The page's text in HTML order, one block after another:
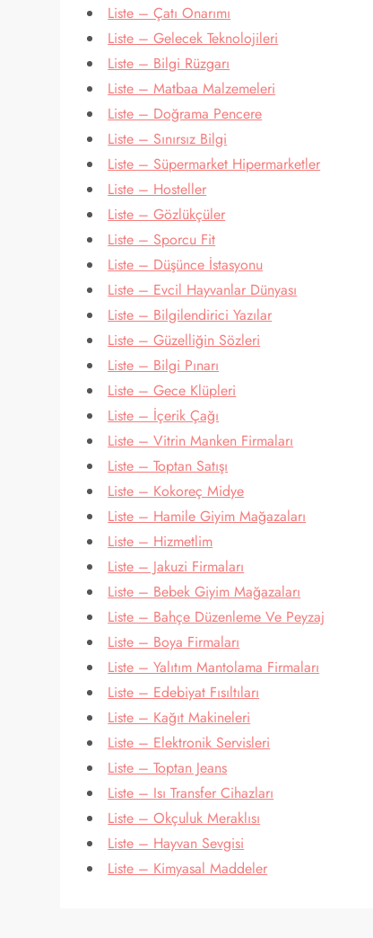
Liste – Çatı Onarımı
Liste – Gelecek Teknolojileri
Liste – Bilgi Rüzgarı
Liste – Matbaa Malzemeleri
Liste – Doğrama Pencere
Liste – Sınırsız Bilgi
Liste – Süpermarket Hipermarketler
Liste – Hosteller
Liste – Gözlükçüler
Liste – Sporcu Fit
Liste – Düşünce İstasyonu
Liste – Evcil Hayvanlar Dünyası
Liste – Bilgilendirici Yazılar
Liste – Güzelliğin Sözleri
Liste – Bilgi Pınarı
Liste – Gece Klüpleri
Liste – İçerik Çağı
Liste – Vitrin Manken Firmaları
Liste – Toptan Satışı
Liste – Kokoreç Midye
Liste – Hamile Giyim Mağazaları
Liste – Hizmetlim
Liste – Jakuzi Firmaları
Liste – Bebek Giyim Mağazaları
Liste – Bahçe Düzenleme Ve Peyzaj
Liste – Boya Firmaları
Liste – Yalıtım Mantolama Firmaları
Liste – Edebiyat Fısıltıları
Liste – Kağıt Makineleri
Liste – Elektronik Servisleri
Liste – Toptan Jeans
Liste – Isı Transfer Cihazları
Liste – Okçuluk Meraklısı
Liste – Hayvan Sevgisi
Liste – Kimyasal Maddeler